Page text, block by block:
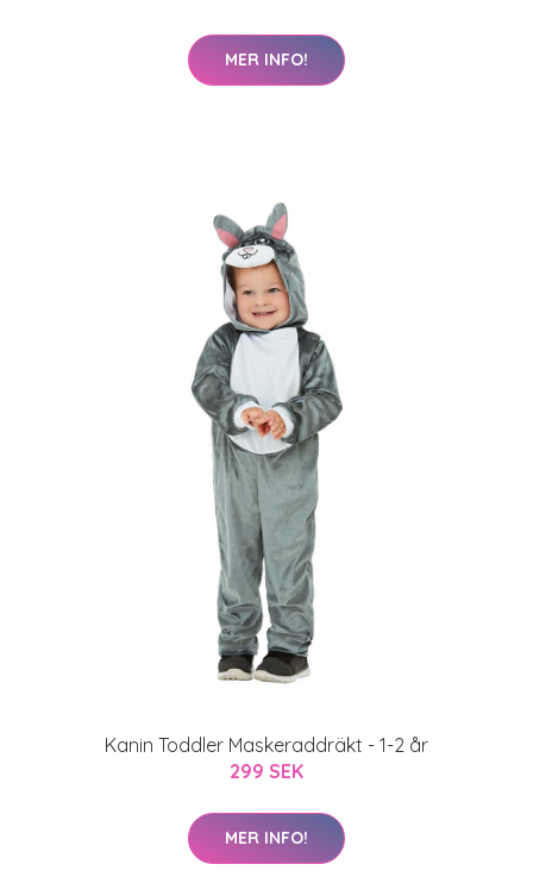
MER INFO!
Kanin Toddler Maskeraddräkt - 1-2 år
299 SEK
MER INFO!